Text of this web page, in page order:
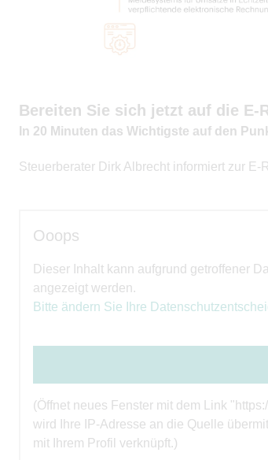
Bereiten Sie sich jetzt auf die E-
In 20 Minuten das Wichtigste auf den
Steuerberater Dirk Albrecht informiert zur
Ooops
Dieser Inhalt kann aufgrund getroffener
angezeigt werden.
Bitte ändern Sie Ihre
(Öffnet neues Fenster mit dem Link
wird Ihre IP-Adresse an die Quelle
mit Ihrem Profil verknüpft.)